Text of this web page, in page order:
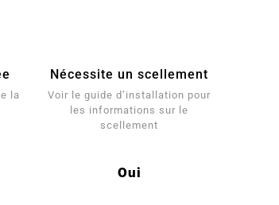
la
Nécessite un scellement
Voir le guide d’installation pour
les informations sur le
scellement
Oui